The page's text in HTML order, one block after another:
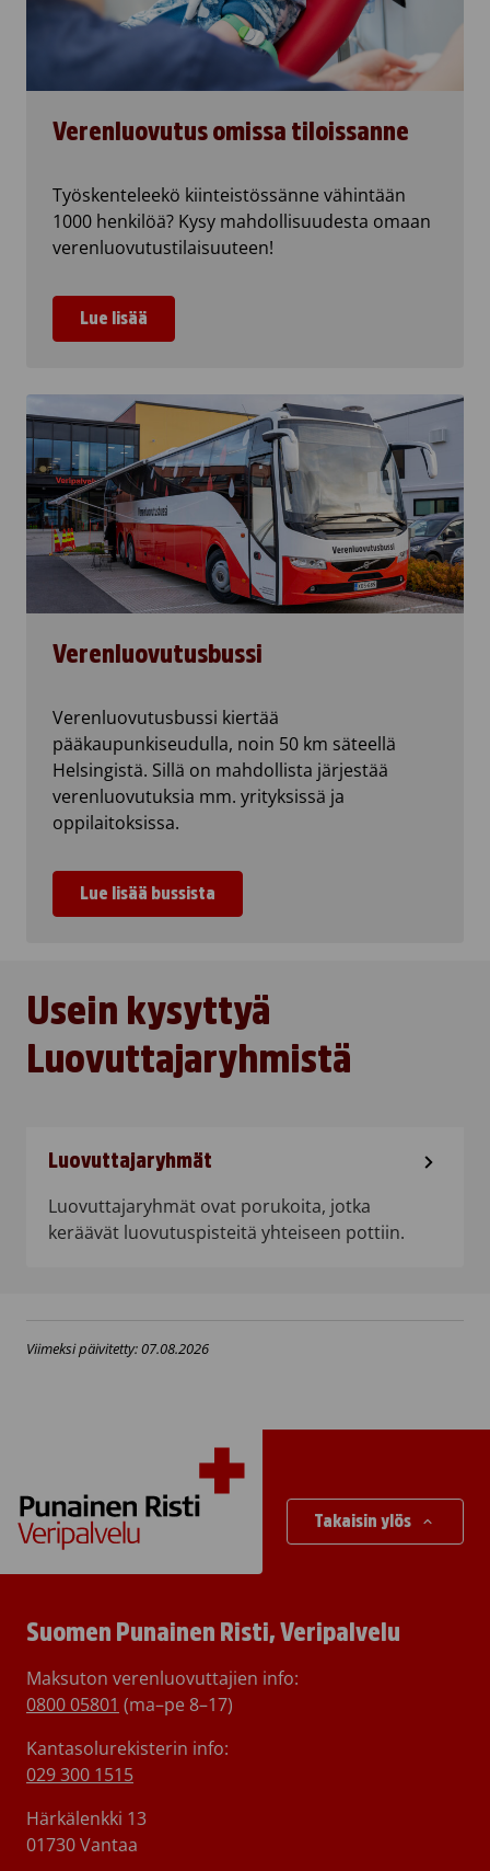
Verenluovutus omissa tiloissanne
Työskenteleekö kiinteistössänne vähintään
1000 henkilöä? Kysy mahdollisuudesta omaan
verenluovutustilaisuuteen!
Lue lisää
Verenluovutusbussi
Verenluovutusbussi kiertää
pääkaupunkiseudulla, noin 50 km säteellä
Helsingistä. Sillä on mahdollista järjestää
verenluovutuksia mm. yrityksissä ja
oppilaitoksissa.
Lue lisää bussista
Usein kysyttyä
Luovuttajaryhmistä
Luovuttajaryhmät
Luovuttajaryhmät ovat porukoita, jotka
keräävät luovutuspisteitä yhteiseen pottiin.
Viimeksi päivitetty: 07.08.2026
Takaisin ylös
Suomen Punainen Risti, Veripalvelu
Maksuton verenluovuttajien info:
0800 05801 (ma–pe 8–17)
Kantasolurekisterin info:
029 300 1515
Härkälenkki 13
01730 Vantaa